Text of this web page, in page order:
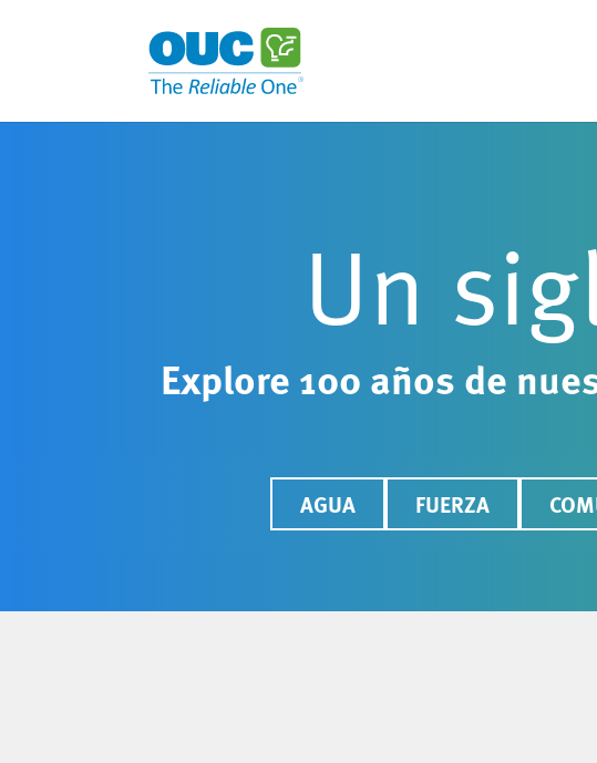
Un
Explore 100 años de
AGUA FUERZA